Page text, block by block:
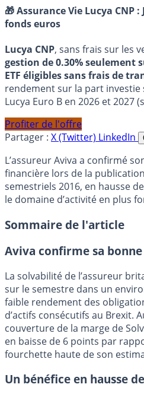
🎁 Assurance Vie Lucya CNP :
fonds euros
Lucya CNP, sans frais sur les
gestion de 0.30% seulement
ETF éligibles sans frais de
rendement sur la part investie
Lucya Euro B en 2026 et 2027
Profiter de l'offre
Partager : X (Twitter) LinkedIn
L’assureur Aviva a confirmé
financière lors de la
semestriels 2016, en hausse
le domaine d’activité en plus
Sommaire de l'article
Aviva confirme sa
La solvabilité de l’assureur
sur le semestre dans un
faible rendement des
d’actifs consécutifs au Brexit.
couverture de la marge de
en baisse de 6 points par
fourchette haute de son
Un bénéfice en hausse